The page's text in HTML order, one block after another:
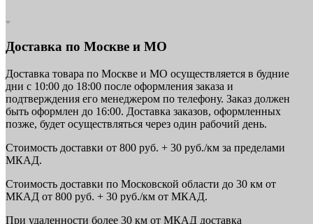
Доставка по Москве и МО
Доставка товара по Москве и МО осуществляется в будние
дни с 10:00 до 18:00 после оформления заказа и
подтверждения его менеджером по телефону. Заказ должен
быть оформлен до 16:00. Доставка заказов, оформленных
позже, будет осуществляться через один рабочий день.
Стоимость доставки от 800 руб. + 30 руб./км за пределами
МКАД.
Стоимость доставки по Московской области до 30 км от
МКАД от 800 руб. + 30 руб./км от МКАД.
При удаленности более 30 км от МКАД доставка